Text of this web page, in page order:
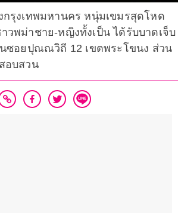
กรุงเทพมหานคร หนุ่มเขมรสุดโหด
วพม่าชาย-หญิงทั้งเป็น ได้รับบาดเจ็บ
ซอยปุณณวิถี 12 เขตพระโขนง ส่วน
อบสวน